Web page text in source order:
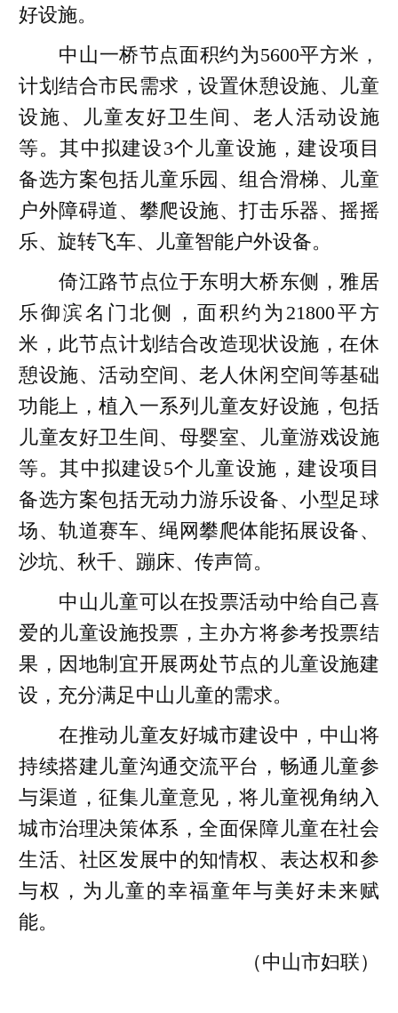
好设施。
中山一桥节点面积约为5600平方米，
计划结合市民需求，设置休憩设施、儿童
设施、儿童友好卫生间、老人活动设施
等。其中拟建设3个儿童设施，建设项目
备选方案包括儿童乐园、组合滑梯、儿童
户外障碍道、攀爬设施、打击乐器、摇摇
乐、旋转飞车、儿童智能户外设备。
倚江路节点位于东明大桥东侧，雅居
乐御滨名门北侧，面积约为21800平方
米，此节点计划结合改造现状设施，在休
憩设施、活动空间、老人休闲空间等基础
功能上，植入一系列儿童友好设施，包括
儿童友好卫生间、母婴室、儿童游戏设施
等。其中拟建设5个儿童设施，建设项目
备选方案包括无动力游乐设备、小型足球
场、轨道赛车、绳网攀爬体能拓展设备、
沙坑、秋千、蹦床、传声筒。
中山儿童可以在投票活动中给自己喜
爱的儿童设施投票，主办方将参考投票结
果，因地制宜开展两处节点的儿童设施建
设，充分满足中山儿童的需求。
在推动儿童友好城市建设中，中山将
持续搭建儿童沟通交流平台，畅通儿童参
与渠道，征集儿童意见，将儿童视角纳入
城市治理决策体系，全面保障儿童在社会
生活、社区发展中的知情权、表达权和参
与权，为儿童的幸福童年与美好未来赋
能。
（中山市妇联）